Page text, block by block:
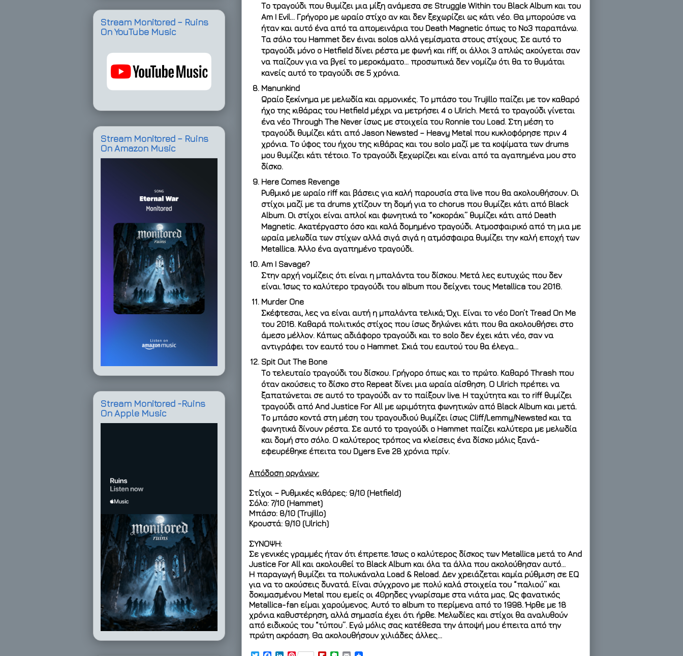
Το τραγούδι που θυμίζει μια μίξη ανάμεσα σε Struggle Within του Black Album και του
Am I Evil… Γρήγορο με ωραίο στίχο αν και δεν ξεχωρίζει ως κάτι νέο. Θα μπορούσε να
ήταν και αυτό ένα από τα απομεινάρια του Death Magnetic όπως το Νο3 παραπάνω.
Τα σόλο του Hammet δεν έιναι solos αλλά γεμίσματα στους στίχους. Σε αυτό το
τραγούδι μόνο ο Hetfield δίνει ρέστα με φωνή και riff, οι άλλοι 3 απλώς ακούγεται σαν
να παίζουν για να βγεί το μεροκάματο… προσωπικά δεν νομίζω ότι θα το θυμάται
κανείς αυτό το τραγούδι σε 5 χρόνια.
Manunkind
Ωραίο ξεκίνημα με μελωδία και αρμονικές. Το μπάσο του Trujillo παίζει με τον καθαρό
ήχο της κιθάρας του Hetfield μέχρι να μετρήσει 4 ο Ulrich. Μετά το τραγούδι γίνεται
ένα νέο Through The Never ίσως με στοιχεία του Ronnie του Load. Στη μέση το
τραγούδι θυμίζει κάτι από Jason Newsted – Heavy Metal που κυκλοφόρησε πριν 4
χρόνια. Το ύφος του ήχου της κιθάρας και του solo μαζί με τα κοψίματα των drums
μου θυμίζει κάτι τέτοιο. Το τραγούδι ξεχωρίζει και είναι από τα αγαπημένα μου στο
δίσκο.
Here Comes Revenge
Ρυθμικό με ωραίο riff και βάσεις για καλή παρουσία στα live που θα ακολουθήσουν. Οι
στίχοι μαζί με τα drums χτίζουν τη δομή για το chorus που θυμίζει κάτι από Black
Album. Οι στίχοι είναι απλοί και φωνητικά το “κοκοράκι” θυμίζει κάτι από Death
Magnetic. Ακατέργαστο όσο και καλά δομημένο τραγούδι. Ατμοσφαιρικό από τη μια με
ωραία μελωδία των στίχων αλλά σιγά σιγά η ατμόσφαιρα θυμίζει την καλή εποχή των
Metallica. Άλλο ένα αγαπημένο τραγούδι.
Am I Savage?
Στην αρχή νομίζεις ότι είναι η μπαλάντα του δίσκου. Μετά λες ευτυχώς που δεν
είναι. Ίσως το καλύτερο τραγούδι του album που δείχνει τους Metallica του 2016.
Murder One
Σκέφτεσαι, λες να είναι αυτή η μπαλάντα τελικά; Όχι. Είναι το νέο Don’t Tread On Me
του 2016. Καθαρά πολιτικός στίχος που ίσως δηλώνει κάτι που θα ακολουθήσει στο
άμεσο μέλλον. Κάπως αδιάφορο τραγούδι και το solo δεν έχει κάτι νέο, σαν να
αντιγράφει τον εαυτό του ο Hammet. Σκιά του εαυτού του θα έλεγα…
Spit Out The Bone
Το τελευταίο τραγούδι του δίσκου. Γρήγορο όπως και το πρώτο. Καθαρό Thrash που
όταν ακούσεις το δίσκο στο Repeat δίνει μια ωραία αίσθηση. Ο Ulrich πρέπει να
ξαπατώνεται σε αυτό το τραγούδι αν το παίξουν live. Η ταχύτητα και το riff θυμίζει
τραγούδι από And Justice For All με ωριμότητα φωνητικών από Black Album και μετά.
Το μπάσο κοντά στη μέση του τραγουδιού θυμίζει ίσως Cliff/Lemmy/Newsted και τα
φωνητικά δίνουν ρέστα. Σε αυτό το τραγούδι ο Hammet παίζει καλύτερα με μελωδία
και δομή στο σόλο. Ο καλύτερος τρόπος να κλείσεις ένα δίσκο μόλις ξανά-
εφευρέθηκε έπειτα του Dyers Eve 28 χρόνια πρίν.
Απόδοση οργάνων:
Στίχοι – Ρυθμικές κιθάρες: 9/10 (Hetfield)
Σόλο: 7/10 (Hammet)
Μπάσο: 8/10 (Trujillo)
Κρουστά: 9/10 (Ulrich)
ΣΥΝΟΨΗ:
Σε γενικές γραμμές ήταν ότι έπρεπε. Ίσως ο καλύτερος δίσκος των Metallica μετά το And
Justice For All και ακολουθεί το Black Album και όλα τα άλλα που ακολούθησαν αυτό…
Η παραγωγή θυμίζει τα πολυκάναλα Load & Reload. Δεν χρειάζεται καμία ρύθμιση σε EQ
για να το ακούσεις δυνατά. Είναι σύγχρονο με πολύ καλά στοιχεία του “παλιού” και
δοκιμασμένου Metal που εμείς οι 40ρηδες γνωρίσαμε στα νιάτα μας. Ως φανατικός
Metallica-fan είμαι χαρούμενος. Αυτό το album το περίμενα από το 1998. Ήρθε με 18
χρόνια καθυστέρηση, αλλά σημασία έχει ότι ήρθε. Μελωδίες και στίχοι θα αναλυθούν
από ειδικούς του “τύπου”. Εγώ μόλις σας κατέθεσα την άποψή μου έπειτα από την
πρώτη ακρόαση. Θα ακολουθήσουν χιλιάδες άλλες…
Stream Monitored – Ruins
On YouTube Music
Stream Monitored – Ruins
On Amazon Music
Stream Monitored -Ruins
On Apple Music